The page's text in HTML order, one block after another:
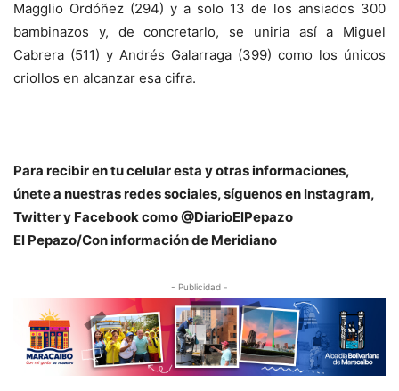
Magglio Ordóñez (294) y a solo 13 de los ansiados 300
bambinazos y, de concretarlo, se uniria así a Miguel
Cabrera (511) y Andrés Galarraga (399) como los únicos
criollos en alcanzar esa cifra.
Para recibir en tu celular esta y otras informaciones,
únete a nuestras redes sociales, síguenos en Instagram,
Twitter y Facebook como @DiarioElPepazo
El Pepazo/Con información de Meridiano
- Publicidad -